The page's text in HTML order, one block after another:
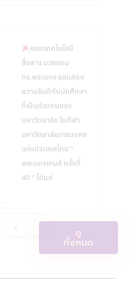
คณะเทคโนโลยี
สื่อสาร มวลชนม
ทร.พระนคร ขอแสดง
ความยินดีกับนักศึกษา
ที่เป็นตัวแทนของ
มหาวิทยาลัย ในกีฬา
มหาวิทยาลัยราชมงคล
แห่งประเทศไทย “
พระนครเกมส์ ครั้งที่
40 “ ได้แก่
ดู
ทั้งหมด